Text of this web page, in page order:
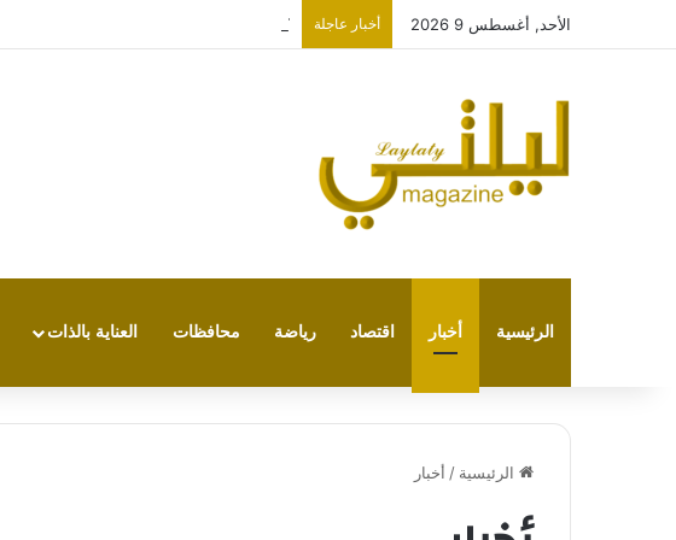
الأحد, أغسطس 9 2026 أخبار عاجلة كلود في مواجهة تشات جي بي تي.. أي
الرئيسية أخبار اقتصاد رياضة محافظات العناية بالذات
الرئيسية / أخبار